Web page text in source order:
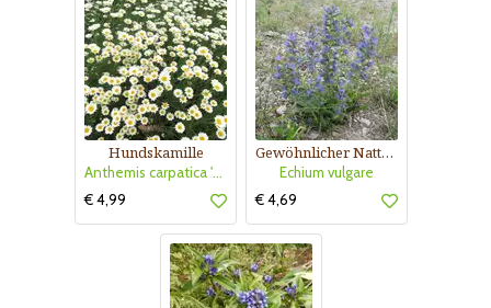
Hundskamille
Anthemis carpatica 'Karpatenschnee'
€ 4,99
Gewöhnlicher Natternkopf
Echium vulgare
€ 4,69